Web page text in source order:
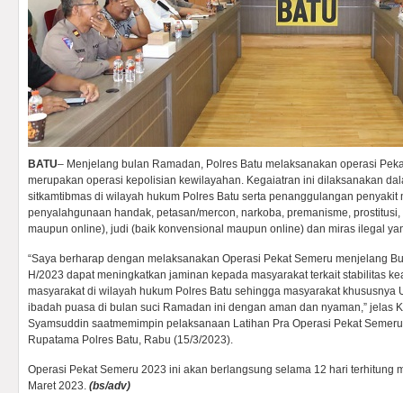
BATU– Menjelang bulan Ramadan, Polres Batu melaksanakan operasi
merupakan operasi kepolisian kewilayahan. Kegaiatran ini dilaksanakan
sitkamtibmas di wilayah hukum Polres Batu serta penanggulangan penyakit
penyalahgunaan handak, petasan/mercon, narkoba, premanisme,
maupun online), judi (baik konvensional maupun online) dan miras ilegal
“Saya berharap dengan melaksanakan Operasi Pekat Semeru menjelang
H/2023 dapat meningkatkan jaminan kepada masyarakat terkait stabilitas
masyarakat di wilayah hukum Polres Batu sehingga masyarakat khususnya
ibadah puasa di bulan suci Ramadan ini dengan aman dan nyaman,” jelas
Syamsuddin saatmemimpin pelaksanaan Latihan Pra Operasi Pekat
Rupatama Polres Batu, Rabu (15/3/2023).
Operasi Pekat Semeru 2023 ini akan berlangsung selama 12 hari terhitung
Maret 2023. (bs/adv)